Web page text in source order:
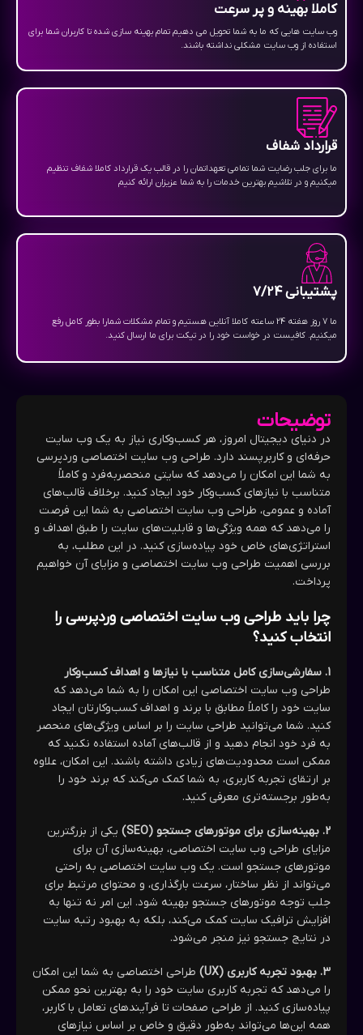
کاملا بهینه و پر سرعت
وب سایت هایی که ما به شما تحویل می دهیم تمام بهینه سازی شده تا کاربران شما برای
استفاده از وب سایت مشکلی نداشته باشند.
قرارداد شفاف
ما برای جلب رضایت شما تمامی تعهداتمان را در قالب یک قرارداد کاملا شفاف تنظیم
میکنیم و در تلاشیم بهترین خدمات را به شما عزیزان ارائه کنیم
پشتیبانی 7/24
ما 7 روز هفته 24 ساعته کاملا آنلاین هستیم و تمام مشکلات شمارا بطور کامل رفع
میکنیم. کافیست در خواست خود را در تیکت برای ما ارسال کنید.
توضیحات
در دنیای دیجیتال امروز، هر کسب‌وکاری نیاز به یک وب سایت
حرفه‌ای و کاربرپسند دارد. طراحی وب سایت اختصاصی وردپرسی
به شما این امکان را می‌دهد که سایتی منحصربه‌فرد و کاملاً
متناسب با نیازهای کسب‌وکار خود ایجاد کنید. برخلاف قالب‌های
آماده و عمومی، طراحی وب سایت اختصاصی به شما این فرصت
را می‌دهد که همه ویژگی‌ها و قابلیت‌های سایت را طبق اهداف و
استراتژی‌های خاص خود پیاده‌سازی کنید. در این مطلب، به
بررسی اهمیت طراحی وب سایت اختصاصی و مزایای آن خواهیم
پرداخت.
چرا باید طراحی وب سایت اختصاصی وردپرسی را
انتخاب کنید؟
1. سفارشی‌سازی کامل متناسب با نیازها و اهداف کسب‌وکار
طراحی وب سایت اختصاصی این امکان را به شما می‌دهد که
سایت خود را کاملاً مطابق با برند و اهداف کسب‌وکارتان ایجاد
کنید. شما می‌توانید طراحی سایت را بر اساس ویژگی‌های منحصر
به فرد خود انجام دهید و از قالب‌های آماده استفاده نکنید که
ممکن است محدودیت‌های زیادی داشته باشند. این امکان، علاوه
بر ارتقای تجربه کاربری، به شما کمک می‌کند که برند خود را
به‌طور برجسته‌تری معرفی کنید.
2. بهینه‌سازی برای موتورهای جستجو (SEO)
یکی از بزرگترین
مزایای طراحی وب سایت اختصاصی، بهینه‌سازی آن برای
موتورهای جستجو است. یک وب سایت اختصاصی به راحتی
می‌تواند از نظر ساختار، سرعت بارگذاری، و محتوای مرتبط برای
جلب توجه موتورهای جستجو بهینه شود. این امر نه تنها به
افزایش ترافیک سایت کمک می‌کند، بلکه به بهبود رتبه سایت
در نتایج جستجو نیز منجر می‌شود.
3. بهبود تجربه کاربری (UX)
طراحی اختصاصی به شما این امکان
را می‌دهد که تجربه کاربری سایت خود را به بهترین نحو ممکن
پیاده‌سازی کنید. از طراحی صفحات تا فرآیندهای تعامل با کاربر،
همه این‌ها می‌تواند به‌طور دقیق و خاص بر اساس نیازهای